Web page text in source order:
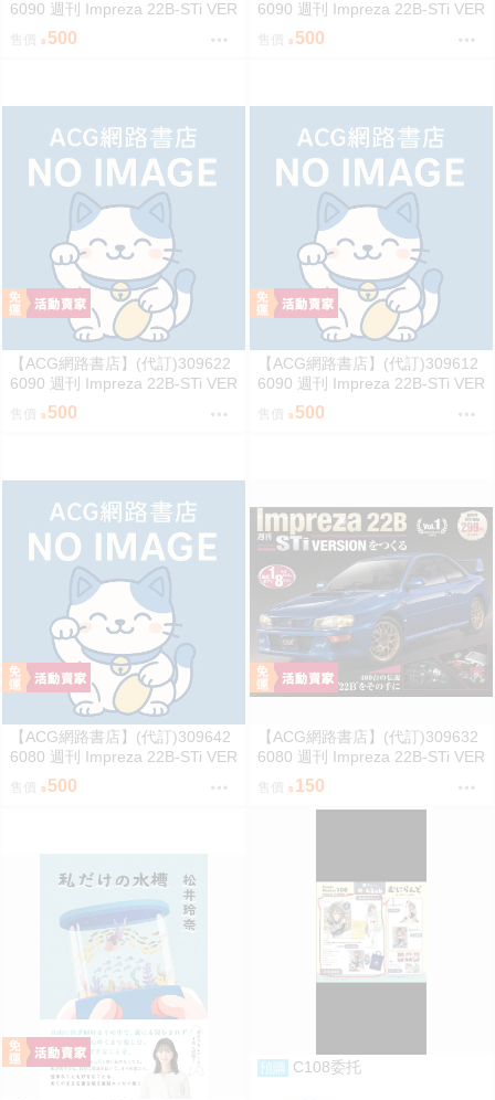
6090 週刊 Impreza 22B-STi VER
SION をつくる (6)
售價 500
6090 週刊 Impreza 22B-STi VER
SION をつくる (5)
售價 500
【ACG網路書店】(代訂)309622
6090 週刊 Impreza 22B-STi VER
SION をつくる (4)
售價 500
【ACG網路書店】(代訂)309612
6090 週刊 Impreza 22B-STi VER
SION をつくる (3)
售價 500
【ACG網路書店】(代訂)309642
6080 週刊 Impreza 22B-STi VER
SION をつくる (2)
售價 500
【ACG網路書店】(代訂)309632
6080 週刊 Impreza 22B-STi VER
SION をつくる (1) 創刊號
售價 150
預購 C108委托